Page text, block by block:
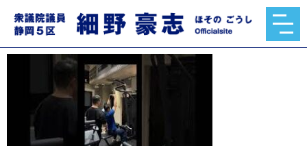
mqdefault.jpg
2026.06.03